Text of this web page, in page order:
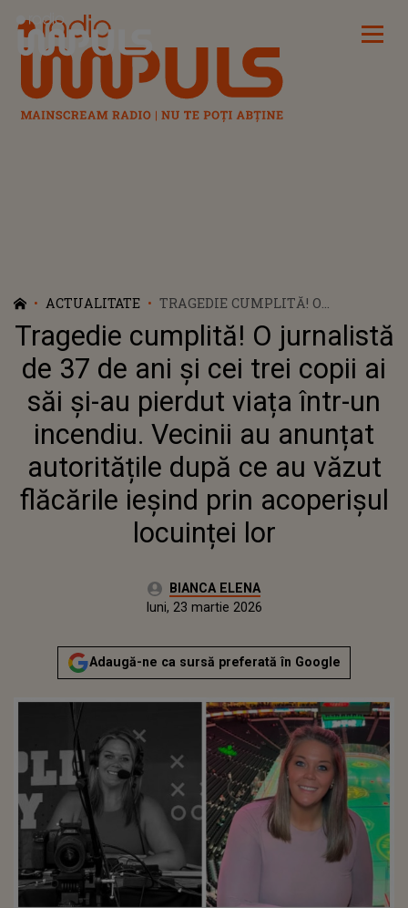
Radio Impuls
ACTUALITATE
TRAGEDIE CUMPLITĂ! O
JURNALISTĂ DE 37 DE ANI ȘI CEI
TREI COPII AI SĂI ȘI-AU PIERDUT
VIAȚA ÎNTR-UN INCENDIU.
VECINII AU ANUNȚAT
AUTORITĂȚILE DUPĂ CE AU
VĂZUT FLĂCĂRILE IEȘIND PRIN
ACOPERIȘUL LOCUINȚEI LOR
Tragedie cumplită! O jurnalistă
de 37 de ani și cei trei copii ai
săi și-au pierdut viața într-un
incendiu. Vecinii au anunțat
autoritățile după ce au văzut
flăcările ieșind prin acoperișul
locuinței lor
Autor:BIANCA ELENA
Publicat:
luni, 23 martie 2026
Adaugă-ne ca sursă preferată în Google